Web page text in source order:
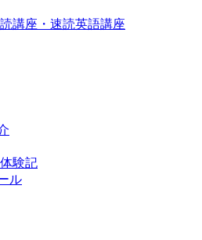
講座・速読英語講座
験記
ル